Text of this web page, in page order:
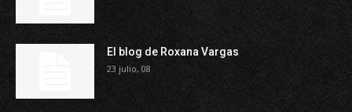
El blog de Roxana Vargas
23 julio, 08